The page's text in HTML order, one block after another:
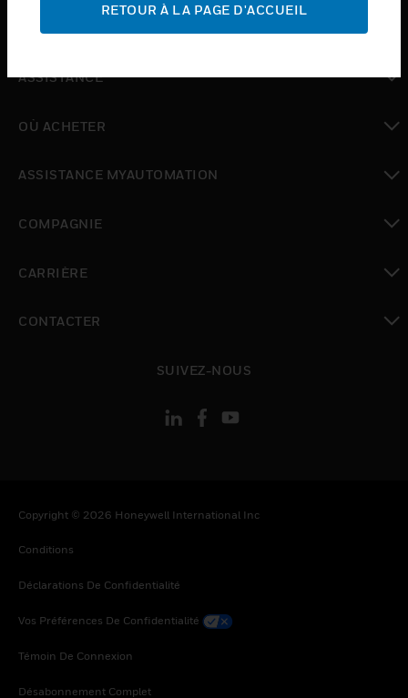
INDUSTRIES
ASSISTANCE
OÙ ACHETER
ASSISTANCE MYAUTOMATION
COMPAGNIE
CARRIÈRE
CONTACTER
SUIVEZ-NOUS
Copyright © 2026 Honeywell International Inc
Conditions
Déclarations De Confidentialité
Vos Préférences De Confidentialité
Témoin De Connexion
Désabonnement Complet
RETOUR À LA PAGE D'ACCUEIL